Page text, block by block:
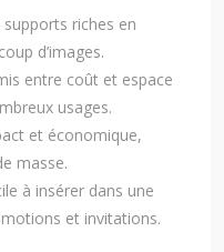
riches en
d’images.
entre coût et espace
usages.
et économique,
masse.
à insérer dans une
et invitations.